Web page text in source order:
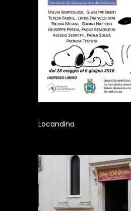
Locandina